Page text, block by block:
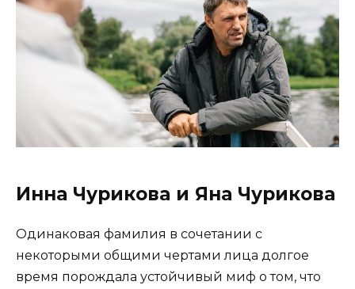
Инна Чурикова и Яна Чурикова
Одинаковая фамилия в сочетании с
некоторыми общими чертами лица долгое
время порождала устойчивый миф о том, что